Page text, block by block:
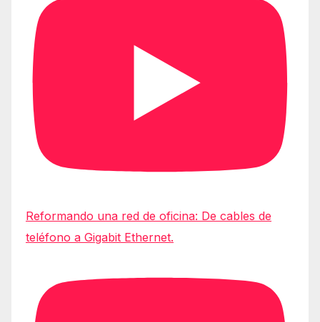
Reformando una red de oficina: De cables de
teléfono a Gigabit Ethernet.